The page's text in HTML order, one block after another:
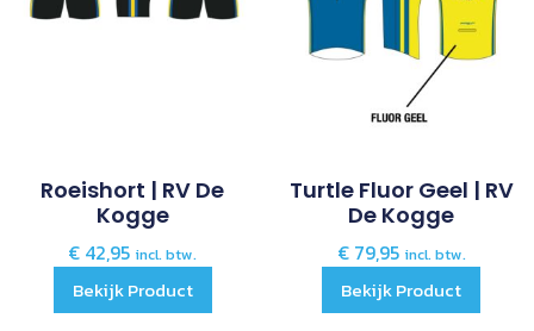
Roeishort | RV De
Kogge
€ 42,95 incl. btw.
Bekijk Product
Turtle Fluor Geel | RV
De Kogge
€79,95 incl. btw.
Bekijk Product